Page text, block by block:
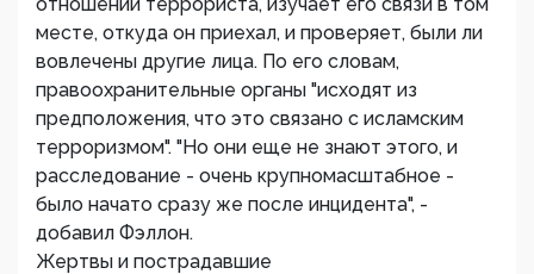
месте, откуда он приехал, и проверяет, были ли
вовлечены другие лица. По его словам,
правоохранительные органы "исходят из
предположения, что это связано с исламским
терроризмом". "Но они еще не знают этого, и
расследование - очень крупномасштабное -
было начато сразу же после инцидента", -
добавил Фэллон.
Жертвы и пострадавшие